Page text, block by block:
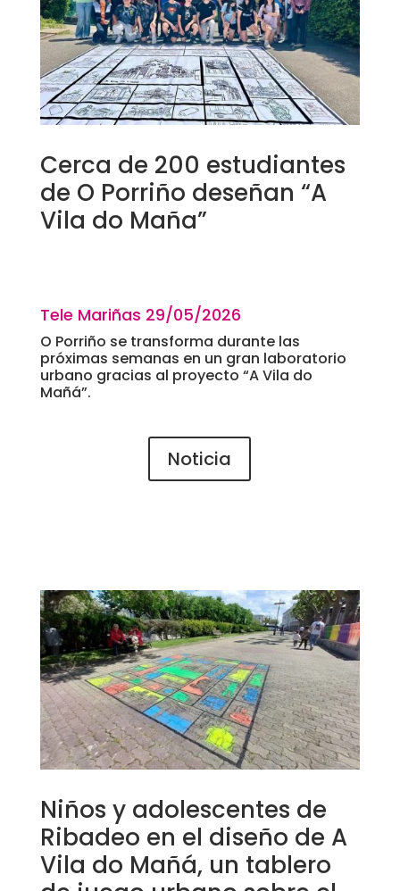
Cerca de 200 estudiantes
de O Porriño deseñan “A
Vila do Maña”
Tele Mariñas 29/05/2026
O Porriño se transforma durante las
próximas semanas en un gran laboratorio
urbano gracias al proyecto “A Vila do
Mañá”.
Noticia
Niños y adolescentes de
Ribadeo en el diseño de A
Vila do Mañá, un tablero